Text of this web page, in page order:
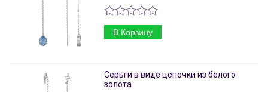
В Корзину
Серьги в виде цепочки из белого
золота